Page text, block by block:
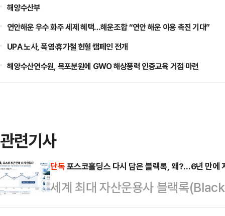
해양수산부
연안해운 우수 화주 세제 혜택…해운조합 “연안 해운 이용 촉진 기대”
UPA 노사, 폭염·휴가철 헌혈 캠페인 전개
해양수산연수원, 목포분원에 GWO 해상풍력 인증교육 거점 마련
관련기사
단독포스코홀딩스 다시 담은 블랙록, 왜?…6년 만에
세계 최대 자산운용사 블랙록
분을 다시 6%대로 끌어올렸다. 아